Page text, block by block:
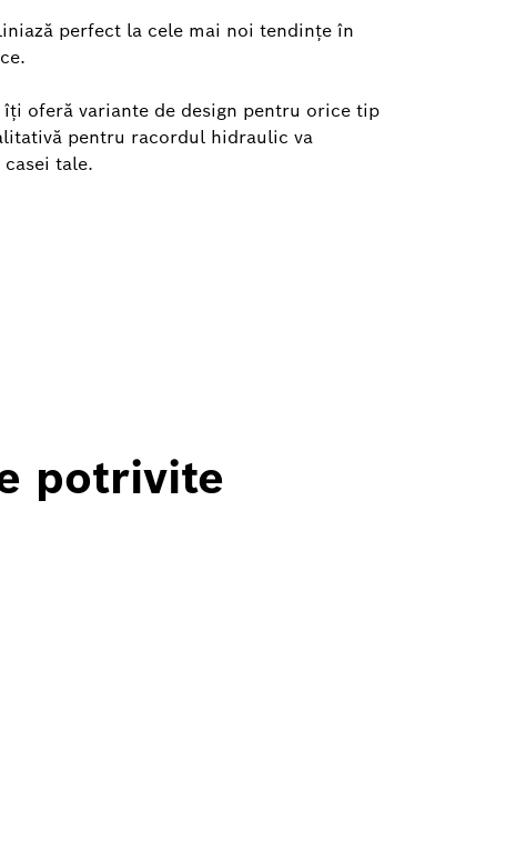
perfect la cele mai noi tendințe în
oferă variante de design pentru orice tip
pentru racordul hidraulic va
tale.
potrivite